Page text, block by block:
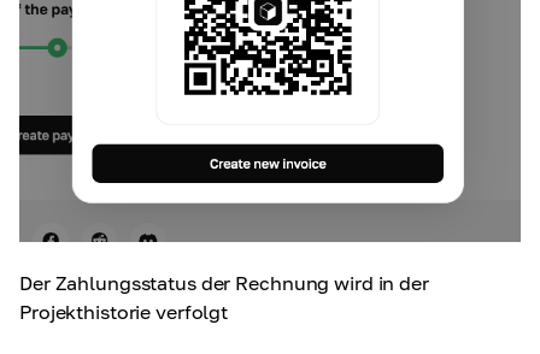
Der Zahlungsstatus der Rechnung wird in der
Projekthistorie verfolgt